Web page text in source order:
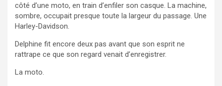
côté d’une moto, en train d’enfiler son casque. La machine,
sombre, occupait presque toute la largeur du passage. Une
Harley-Davidson.
Delphine fit encore deux pas avant que son esprit ne
rattrape ce que son regard venait d’enregistrer.
La moto.